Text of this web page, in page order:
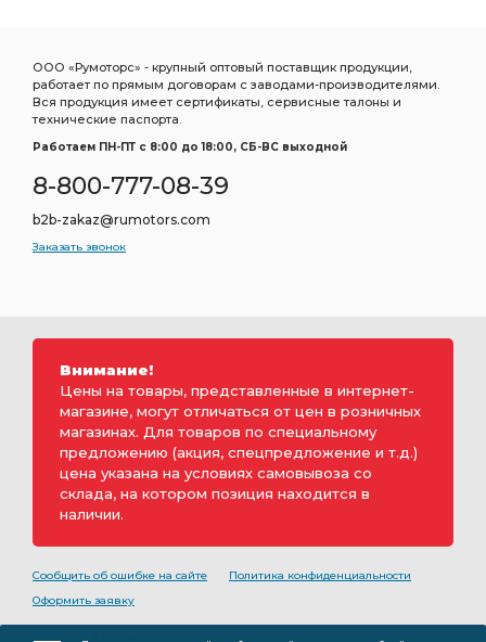
ООО «Румоторс» - крупный оптовый поставщик продукции,
работает по прямым договорам с заводами-производителями.
Вся продукция имеет сертификаты, сервисные талоны и
технические паспорта.
Работаем ПН-ПТ c 8:00 до 18:00, СБ-ВС выходной
8-800-777-08-39
b2b-zakaz@rumotors.com
Заказать звонок
Внимание!
Цены на товары, представленные в интернет-
магазине, могут отличаться от цен в розничных
магазинах. Для товаров по специальному
предложению (акция, спецпредложение и т.д.)
цена указана на условиях самовывоза со
склада, на котором позиция находится в
наличии.
Сообщить об ошибке на сайте
Политика конфиденциальности
Оформить заявку